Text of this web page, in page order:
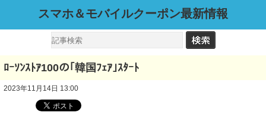
スマホ＆モバイルクーポン最新情報
ﾛｰｿﾝｽﾄｱ100の｢韓国ﾌｪｱ｣ｽﾀｰﾄ
2023年11月14日 13:00